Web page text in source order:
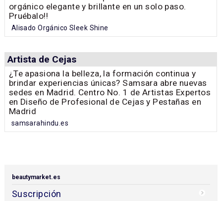
orgánico elegante y brillante en un solo paso.
Pruébalo!!
Alisado Orgánico Sleek Shine
Artista de Cejas
¿Te apasiona la belleza, la formación continua y
brindar experiencias únicas? Samsara abre nuevas
sedes en Madrid. Centro No. 1 de Artistas Expertos
en Diseño de Profesional de Cejas y Pestañas en
Madrid
samsarahindu.es
beautymarket.es
Suscripción